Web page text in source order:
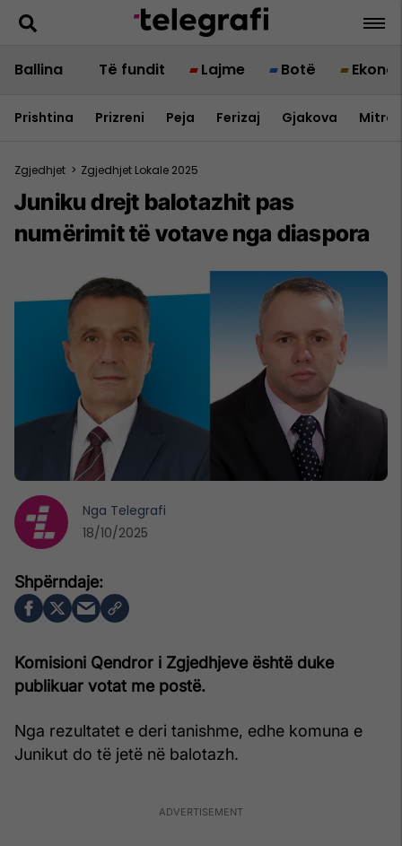
Ballina Të fundit Lajme Botë
Prishtina Prizreni Peja Ferizaj Gjakova
Zgjedhjet > Zgjedhjet Lokale 2025
Juniku drejt balotazhit pas
numërimit të votave nga diaspora
Komisioni Qendror i Zgjedhjeve është duke
publikuar votat me postë.
Nga rezultatet e deri tanishme, edhe komuna e
Junikut do të jetë në balotazh.
Nga Telegrafi
18/10/2025